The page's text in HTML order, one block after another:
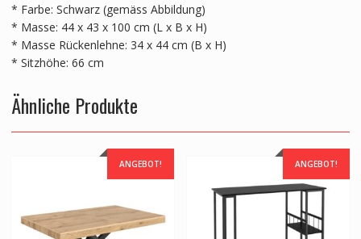
* Farbe: Schwarz (gemäss Abbildung)
* Masse: 44 x 43 x 100 cm (L x B x H)
* Masse Rückenlehne: 34 x 44 cm (B x H)
* Sitzhöhe: 66 cm
Ähnliche Produkte
ANGEBOT! ANGEBOT!